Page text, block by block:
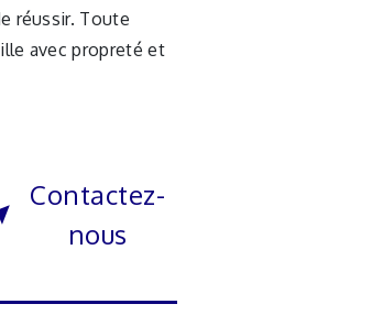
réussir. Toute
avec propreté et
Contactez-
nous